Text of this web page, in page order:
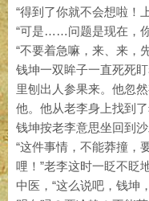
“得到了你就不会想啦！
“可是……问题是现在，
“不要着急嘛，来、来，
钱坤一双眸子一直死死
里刨出人参果来。他忽
他。他从老李身上找到了
钱坤按老李意思坐回到沙
“这件事情，不能莽撞，
哩！”老李这时一眨不眨
中医，“这么说吧，钱坤